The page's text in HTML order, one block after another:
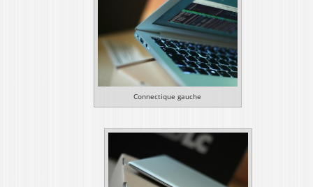
Connectique gauche